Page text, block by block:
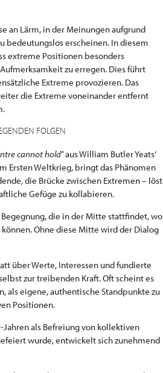
an Lärm, in der Meinungen aufgrund
bedeutungslos erscheinen. In diesem
extreme Positionen besonders
zu erregen. Dies führt
Extreme provozieren. Das
die Extreme voneinander entfernt
FOLGEN
cannot hold” aus William Butler Yeats’
Ersten Weltkrieg, bringt das Phänomen
die Brücke zwischen Extremen – löst
Gefüge zu kollabieren.
die in der Mitte stattfindet, wo
Ohne diese Mitte wird der Dialog
über Werte, Interessen und fundierte
zur treibenden Kraft. Oft scheint es
als eigene, authentische Standpunkte zu
Positionen.
Jahren als Befreiung von kollektiven
wurde, entwickelt sich zunehmend